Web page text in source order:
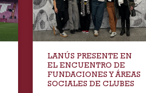
LANÚS PRESENTE EN
EL ENCUENTRO DE
FUNDACIONES Y ÁREAS
SOCIALES DE CLUBES